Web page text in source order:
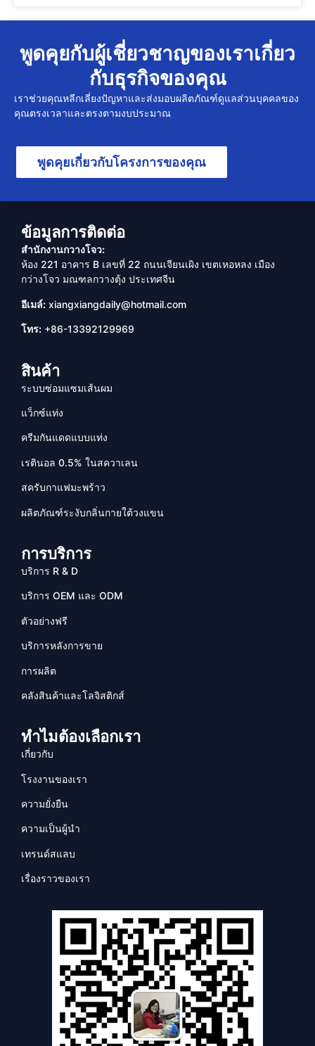
พูดคุยกับผู้เชี่ยวชาญของเราเกี่ยว
กับธุรกิจของคุณ
เราช่วยคุณหลีกเลี่ยงปัญหาและส่งมอบผลิตภัณฑ์ดูแลส่วนบุคคลของ
คุณตรงเวลาและตรงตามงบประมาณ
พูดคุยเกี่ยวกับโครงการของคุณ
ข้อมูลการติดต่อ
สำนักงานกวางโจว:
ห้อง 221 อาคาร B เลขที่ 22 ถนนเจียนเผิง เขตเหอหลง เมือง
กว่างโจว มณฑลกวางตุ้ง ประเทศจีน
อีเมล์: xiangxiangdaily@hotmail.com
โทร: +86-13392129969
สินค้า
ระบบซ่อมแซมเส้นผม
แว็กซ์แท่ง
ครีมกันแดดแบบแท่ง
เรตินอล 0.5% ในสควาเลน
สครับกาแฟมะพร้าว
ผลิตภัณฑ์ระงับกลิ่นกายใต้วงแขน
การบริการ
บริการ R & D
บริการ OEM และ ODM
ตัวอย่างฟรี
บริการหลังการขาย
การผลิต
คลังสินค้าและโลจิสติกส์
ทำไมต้องเลือกเรา
เกี่ยวกับ
โรงงานของเรา
ความยั่งยืน
ความเป็นผู้นำ
เทรนด์สแลบ
เรื่องราวของเรา